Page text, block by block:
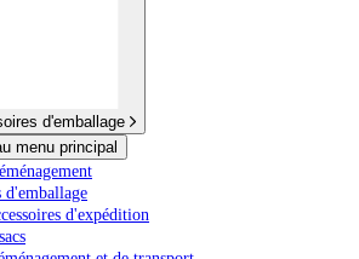
d'emballage
menu principal
d'emballage
d'expédition